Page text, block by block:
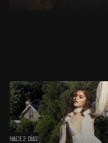
HACE 2 DÍAS